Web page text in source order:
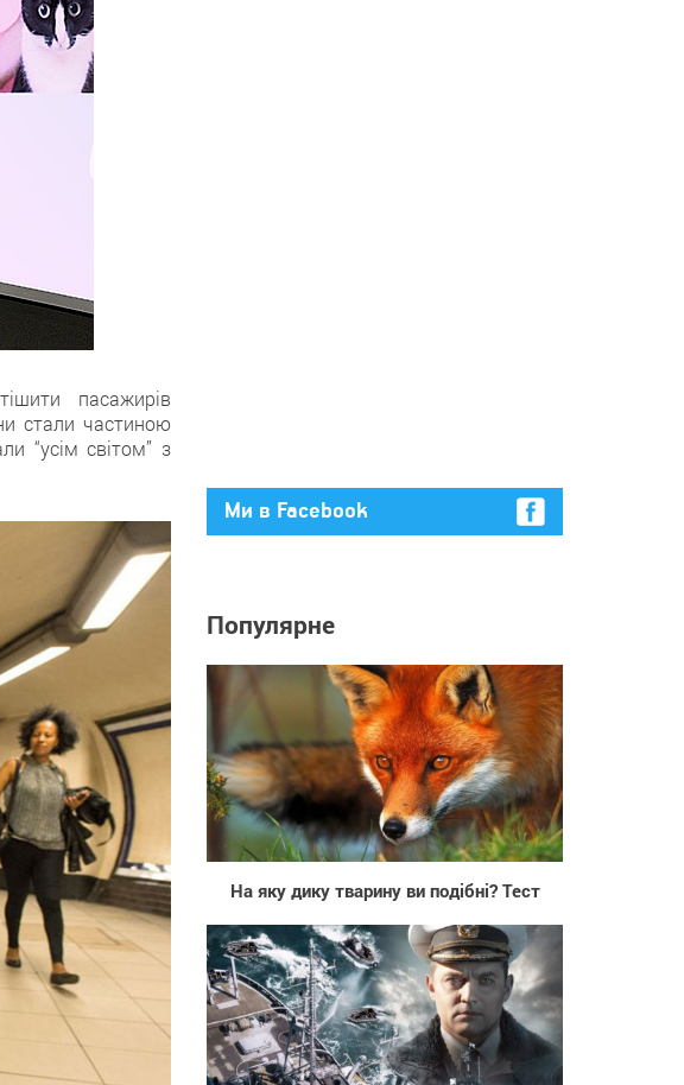
пасажирів
стали частиною
“усім світом” з
Ми в Facebook
Популярне
17 839
На яку дику тварину ви подібні? Тест